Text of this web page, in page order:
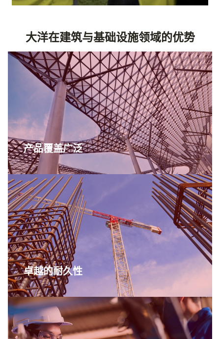
大洋在建筑与基础设施领域的优势
产品覆盖广泛
卓越的耐久性